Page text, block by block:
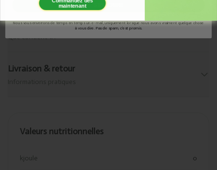
Allergènes
Que contient-il ?
Livraison & retour
Valeurs nutritionnelles
kjoule 0
S'INSCRIRE
Nous vous enverrons de temps en temps un e-mail, uniquement lorsque nous avons vraiment quelque chose
à vous dire. Pas de spam, c'est promis.
maintenant